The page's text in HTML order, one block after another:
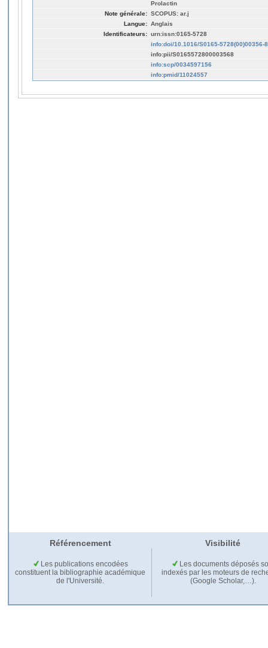
Prolactin
Note générale: SCOPUS: ar.j
Langue: Anglais
Identificateurs: urn:issn:0165-5728
info:doi/10.1016/S0165-5728(00)00356-8
info:pii/S0165572800003568
info:scp/0034597156
info:pmid/11024557
Référencement Visibilité
Les publications encodées
constituent la bibliographie académique
de l'Université.
Les documents déposés
indexés par les moteurs de
(Google Scholar,…).